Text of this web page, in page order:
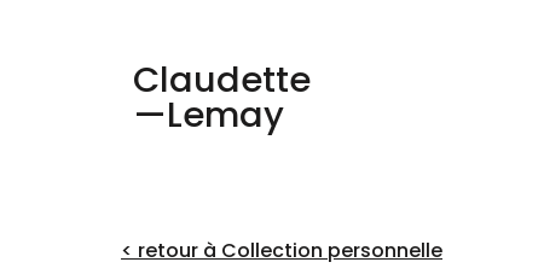
Claudette
—Lemay
< retour à Collection personnelle